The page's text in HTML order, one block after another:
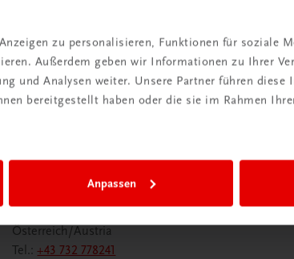
zu personalisieren, Funktionen für soziale
Außerdem geben wir Informationen zu Ihrer
und Analysen weiter. Unsere Partner führen
bereitgestellt haben oder die sie im Rahmen
Anpassen
TRAUNER Verlag + Buchservice GmbH
Köglstraße 14 | 4020 Linz
Österreich/Austria
Tel.:+43 732 778241